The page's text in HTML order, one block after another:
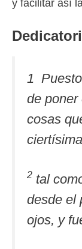
y facilitar así
1
de poner
cosas
2 tal
desde el
ojos, y